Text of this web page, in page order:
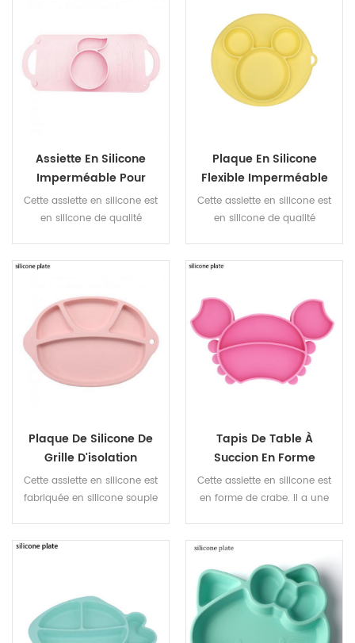
Assiette En Silicone
Imperméable Pour
Vaisselle De Séparation
Pour Bébé
Cette assiette en silicone est
en silicone de qualité
pour votre bébé lorsqu'il
Plaque En Silicone
Flexible Imperméable
Antidérapante De
Qualité Alimentaire
Cette assiette en silicone est
en silicone de qualité
pour votre bébé lorsqu'il
Plaque De Silicone De
Grille D'isolation
Thermique De Tapis De
Bébé Créatif
Cette assiette en silicone est
fabriquée en silicone souple
culinaire la plus confortable
Tapis De Table À
Succion En Forme
D'animal, Assiette En
Silicone Pour Bébé
Cette assiette en silicone est
en forme de crabe. Il a une